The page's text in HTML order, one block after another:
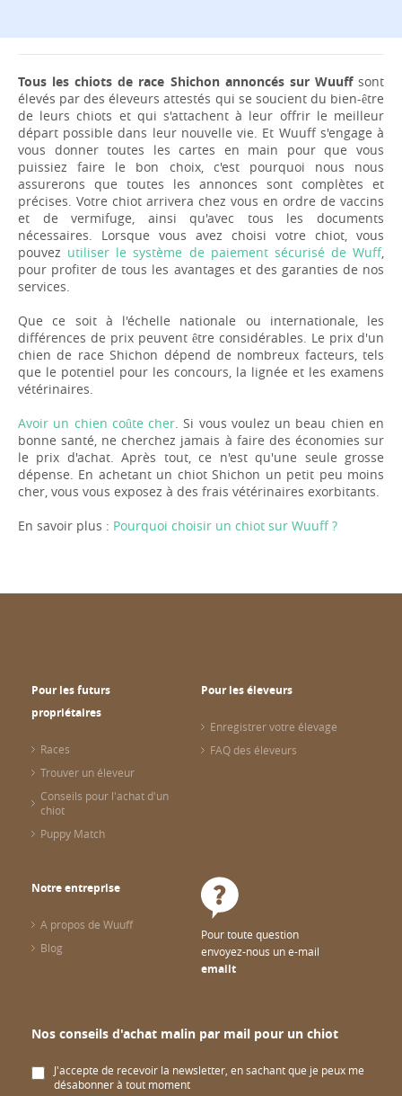
Tous les chiots de race Shichon annoncés sur Wuuffsont
élevés par des éleveurs attestés qui se soucient du bien-être
de leurs chiots et qui s'attachent à leur offrir le meilleur
départ possible dans leur nouvelle vie. Et Wuuff s'engage à
vous donner toutes les cartes en main pour que vous
puissiez faire le bon choix, c'est pourquoi nous nous
assurerons que toutes les annonces sont complètes et
précises. Votre chiot arrivera chez vous en ordre de vaccins
et de vermifuge, ainsi qu'avec tous les documents
nécessaires. Lorsque vous avez choisi votre chiot, vous
pouvez utiliser le système de paiement sécurisé de Wuff,
pour profiter de tous les avantages et des garanties de nos
services.
Que ce soit à l'échelle nationale ou internationale, les
différences de prix peuvent être considérables. Le prix d'un
chien de race Shichon dépend de nombreux facteurs, tels
que le potentiel pour les concours, la lignée et les examens
vétérinaires.
Avoir un chien coûte cher . Si vous voulez un beau chien en
bonne santé, ne cherchez jamais à faire des économies sur
le prix d'achat. Après tout, ce n'est qu'une seule grosse
dépense. En achetant un chiot Shichon un petit peu moins
cher, vous vous exposez à des frais vétérinaires exorbitants.
En savoir plus : Pourquoi choisir un chiot sur Wuuff ?
Pour les futurs
propriétaires
Races
Trouver un éleveur
Conseils pour l'achat d'un
chiot
Puppy Match
Pour les éleveurs
Enregistrer votre élevage
FAQ des éleveurs
Notre entreprise
A propos de Wuuff
Blog
Pour toute question
envoyez-nous un e-mail
emailt
Nos conseils d'achat malin par mail pour un chiot
J'accepte de recevoir la newsletter, en sachant que je peux me
désabonner à tout moment